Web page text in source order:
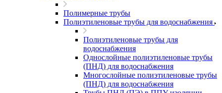
Полимерные трубы
Полиэтиленовые трубы для водоснабжения
Полиэтиленовые трубы для
водоснабжения
Однослойные полиэтиленовые трубы
(ПНД) для водоснабжения
Многослойные полиэтиленовые трубы
(ПНД) для водоснабжения